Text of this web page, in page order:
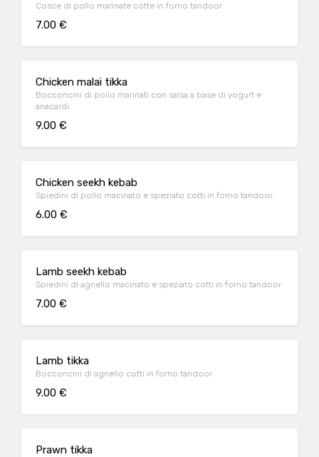
Cosce di pollo marinate cotte in forno tandoor
7.00 €
Chicken malai tikka
Bocconcini di pollo marinati con salsa a base di yogurt e
anacardi
9.00 €
Chicken seekh kebab
Spiedini di pollo macinato e speziato cotti in forno tandoor
6.00 €
Lamb seekh kebab
Spiedini di agnello macinato e speziato cotti in forno tandoor
7.00 €
Lamb tikka
Bocconcini di agnello cotti in forno tandoor
9.00 €
Prawn tikka